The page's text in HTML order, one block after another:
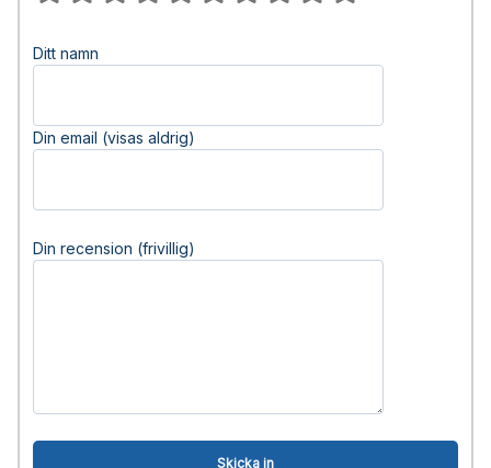
Ditt namn
Din email (visas aldrig)
Din recension (frivillig)